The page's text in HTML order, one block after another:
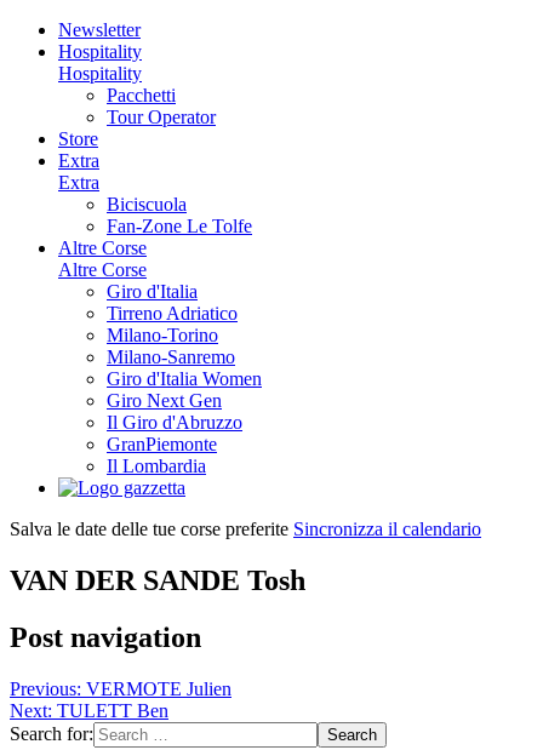
Newsletter
Hospitality
Hospitality
Pacchetti
Tour Operator
Store
Extra
Extra
Biciscuola
Fan-Zone Le Tolfe
Altre Corse
Altre Corse
Giro d'Italia
Tirreno Adriatico
Milano-Torino
Milano-Sanremo
Giro d'Italia Women
Giro Next Gen
Il Giro d'Abruzzo
GranPiemonte
Il Lombardia
Salva le date delle tue corse preferite Sincronizza il calendario
VAN DER SANDE Tosh
Post navigation
Previous: VERMOTE Julien
Next: TULETT Ben
Search for: